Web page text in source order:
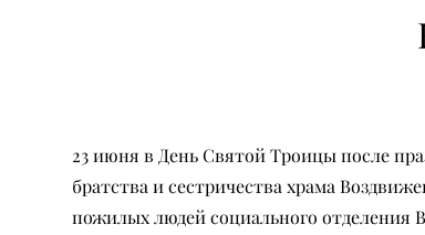
23 июня в День Святой Троицы после
братства и сестричества храма
пожилых людей социального отделения